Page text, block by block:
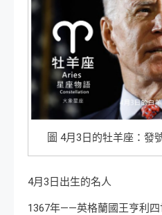
圖 4月3日的牡羊座：發
4月3日出生的名人
1367年——英格蘭國王亨利四